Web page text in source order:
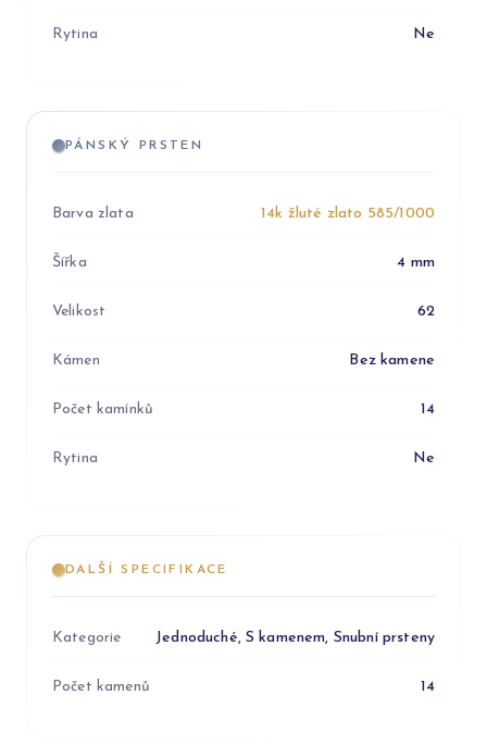
Rytina Ne
PÁNSKÝ PRSTEN
Barva zlata 14k žluté zlato 585/1000
Šířka 4 mm
Velikost 62
Kámen Bez kamene
Počet kamínků 14
Rytina Ne
DALŠÍ SPECIFIKACE
Kategorie Jednoduché, S kamenem, Snubní prsteny
Počet kamenů 14